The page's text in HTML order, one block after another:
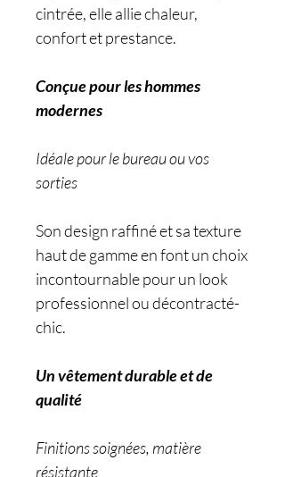
cintrée, elle allie chaleur,
confort et prestance.
Conçue pour les hommes
modernes
Idéale pour le bureau ou vos
sorties
Son design raffiné et sa texture
haut de gamme en font un choix
incontournable pour un look
professionnel ou décontracté-
chic.
Un vêtement durable et de
qualité
Finitions soignées, matière
résistante